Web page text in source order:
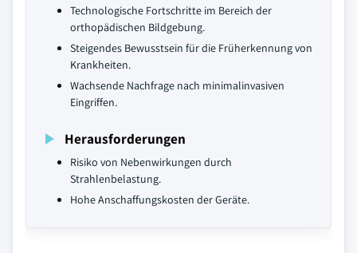
Technologische Fortschritte im Bereich der
orthopädischen Bildgebung.
Steigendes Bewusstsein für die Früherkennung von
Krankheiten.
Wachsende Nachfrage nach minimalinvasiven
Eingriffen.
Herausforderungen
Risiko von Nebenwirkungen durch
Strahlenbelastung.
Hohe Anschaffungskosten der Geräte.